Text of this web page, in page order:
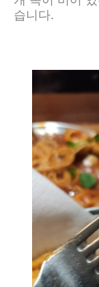
습니다.